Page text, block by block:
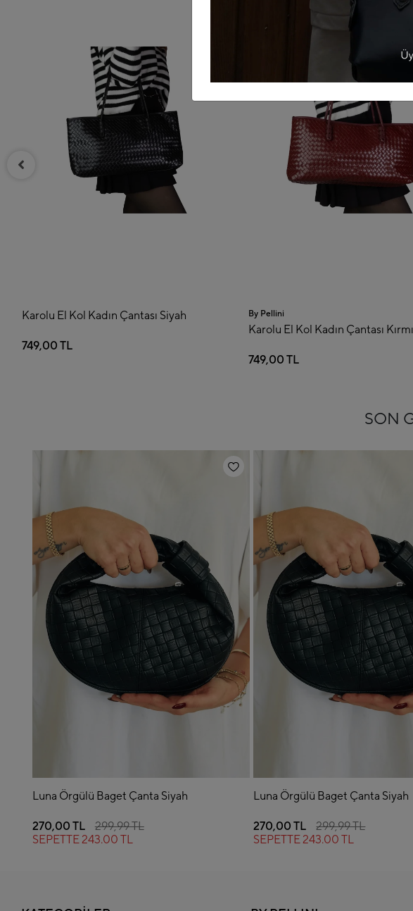
Çantası Siyah By Pellini
Karolu El Kol Kadın Çantası Kırmızı Karolu
SON
Luna Örgülü Baget Çanta Siyah
270,00 TL
299,99 TL
SEPETTE243.00 TL
Luna Örgülü Baget Çanta Siyah
270,00 TL
299,99 TL
SEPETTE243.00 TL